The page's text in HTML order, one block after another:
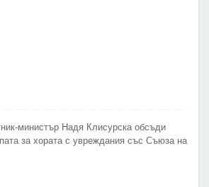
министър Надя Клисурска обсъди
за хората с увреждания със Съюза на